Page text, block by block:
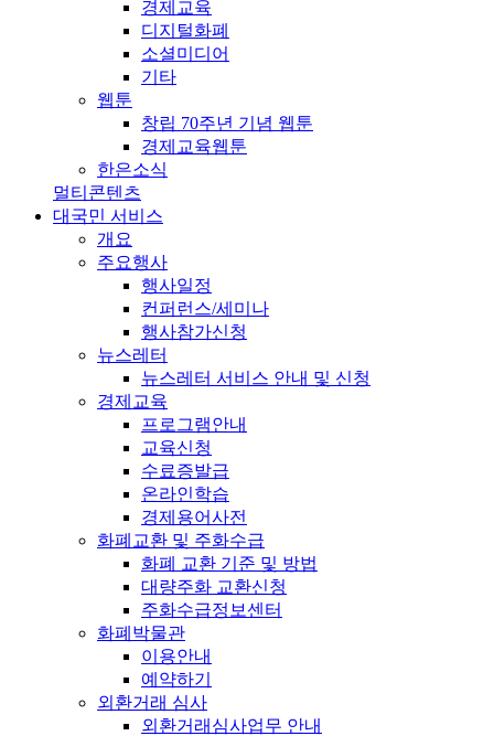
경제교육
디지털화폐
소셜미디어
기타
웹툰
창립 70주년 기념 웹툰
경제교육웹툰
한은소식
멀티콘텐츠
대국민 서비스
개요
주요행사
행사일정
컨퍼런스/세미나
행사참가신청
뉴스레터
뉴스레터 서비스 안내 및 신청
경제교육
프로그램안내
교육신청
수료증발급
온라인학습
경제용어사전
화폐교환 및 주화수급
화폐 교환 기준 및 방법
대량주화 교환신청
주화수급정보센터
화폐박물관
이용안내
예약하기
외환거래 심사
외환거래심사업무 안내